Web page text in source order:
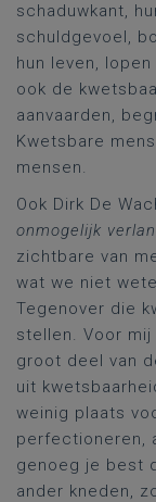
schaduwkant,
schuldgevoel,
hun leven,
ook de
aanvaarden,
Kwetsbare
mensen.
Ook Dirk De
onmogelijk
zichtbare van
wat we niet
Tegenover die
stellen. Voor
groot deel van
uit
weinig plaats
perfectioneren,
genoeg je best
ander kneden,